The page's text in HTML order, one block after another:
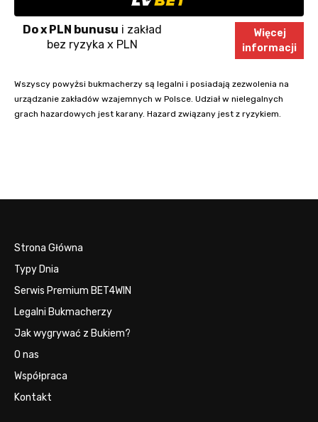
Do x PLN bunusu i zakład
bez ryzyka x PLN
Więcej
informacji
Wszyscy powyżsi bukmacherzy są legalni i posiadają zezwolenia na
urządzanie zakładów wzajemnych w Polsce. Udział w nielegalnych
grach hazardowych jest karany. Hazard związany jest z ryzykiem.
Strona Główna
Typy Dnia
Serwis Premium BET4WIN
Legalni Bukmacherzy
Jak wygrywać z Bukiem?
O nas
Współpraca
Kontakt